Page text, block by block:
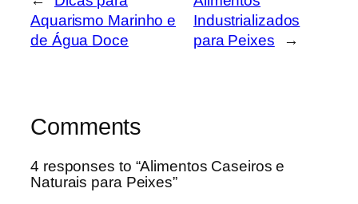
Aquarismo Marinho e
de Água Doce
Industrializados
para Peixes
→
Comments
4 responses to “Alimentos Caseiros e
Naturais para Peixes”